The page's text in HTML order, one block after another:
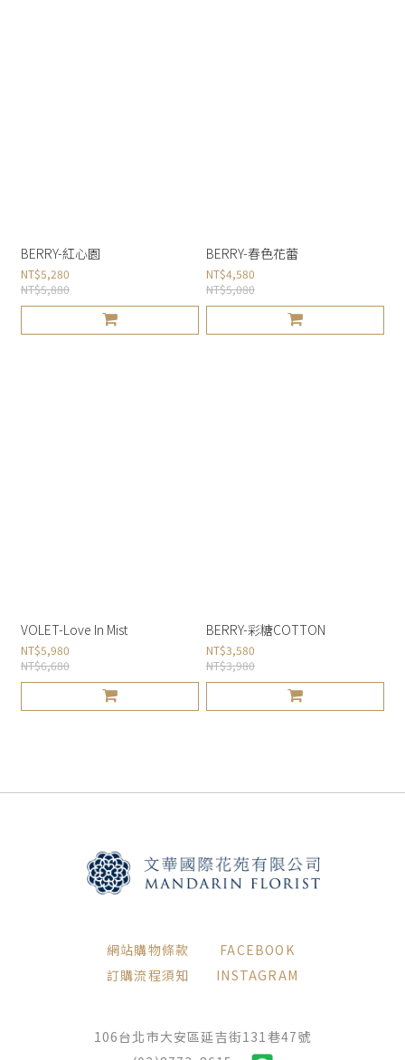
BERRY-紅心園
NT$5,280
NT$5,880
BERRY-春色花蕾
NT$4,580
NT$5,080
VOLET-Love In Mist
NT$5,980
NT$6,680
BERRY-彩糖COTTON
NT$3,580
NT$3,980
網站購物條款
訂購流程須知
FACEBOOK
INSTAGRAM
106台北市大安區延吉街131巷47號